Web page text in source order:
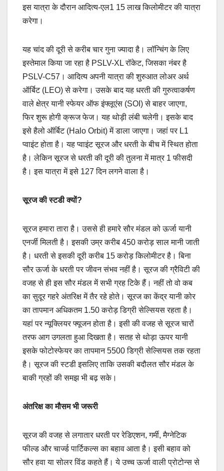
इस यात्रा के दौरान आदित्य-एल1 15 लाख किलोमीटर की यात्रा
करेगा।
यह चांद की दूरी से करीब चार गुना ज्यादा है। लॉन्चिंग के लिए
इस्तेमाल किया जा रहा है PSLV-XL रॉकेट, जिसका नंबर है
PSLV-C57। आदित्य अपनी यात्रा की शुरुआत लोअर अर्थ
ऑर्बिट (LEO) से करेगा। उसके बाद यह धरती की गुरुत्वाकर्षण
वाले क्षेत्र यानी स्फेयर ऑफ इंफ्लूएंस (SOI) से बाहर जाएगा,
फिर शुरू होगी क्रूज फेज। यह थोड़ी लंबी चलेगी। इसके बाद
इसे हैलो ऑर्बिट (Halo Orbit) में डाला जाएगा। जहां पर L1
प्वाइंट होता है। यह प्वाइंट सूरज और धरती के बीच में स्थित होता
है। लेकिन सूरज से धरती की दूरी की तुलना में मात्र 1 फीसदी
है। इस यात्रा में इसे 127 दिन लगने वाला है।
सूरज की स्टडी क्यों?
सूरज हमारा तारा है। उससे ही हमारे सौर मंडल को ऊर्जा यानी
एनर्जी मिलती है। इसकी उम्र करीब 450 करोड़ साल मानी जाती
है। धरती से इसकी दूरी करीब 15 करोड़ किलोमीटर है। बिना
सौर ऊर्जा के धरती पर जीवन संभव नहीं है। सूरज की ग्रैविटी की
वजह से ही इस सौर मंडल में सभी ग्रह टिके हैं। नहीं तो वो कब
का सुदूर गहरे अंतरिक्ष में तैर रहे होते। सूरज का केंद्र यानी कोर
का तापमान अधिकतम 1.50 करोड़ डिग्री सेल्सियस रहता है।
यहां पर न्यूक्लियर फ्यूजन होता है। इसी की वजह से सूरज चारों
तरफ आग उगलता हुआ दिखता है। सतह से थोड़ा ऊपर यानी
इसके फोटोस्फेयर का तापमान 5500 डिग्री सेल्सियस तक रहता
है। सूरज की स्टडी इसलिए ताकि उसकी बदौलत सौर मंडल के
बाकी ग्रहों की समझ भी बढ़ सके।
अंतरिक्ष का मौसम भी जरूरी
सूरज की वजह से लगातार धरती पर रेडिएशन, गर्मी, मैग्नेटिक
फील्ड और चार्ज्ड पार्टिकल्स का बहाव आता है। इसी बहाव को
सौर हवा या सोलर विंड कहते हैं। ये उच्च ऊर्जा वाली प्रोटोन्स से